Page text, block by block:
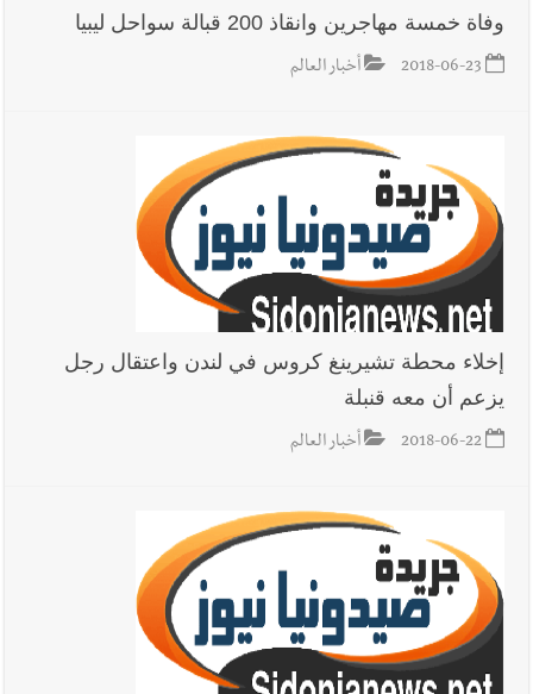
وفاة خمسة مهاجرين وانقاذ 200 قبالة سواحل ليبيا
2018-06-23 أخبار العالم
إخلاء محطة تشيرينغ كروس في لندن واعتقال رجل
يزعم أن معه قنبلة
2018-06-22 أخبار العالم